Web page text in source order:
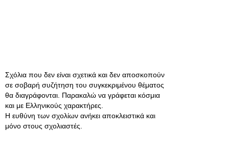
Σχόλια που δεν είναι σχετικά και δεν αποσκοπούν
σε σοβαρή συζήτηση του συγκεκριμένου θέματος
θα διαγράφονται. Παρακαλώ να γράφεται κόσμια
και με Ελληνικούς χαρακτήρες.
Η ευθύνη των σχολίων ανήκει αποκλειστικά και
μόνο στους σχολιαστές.